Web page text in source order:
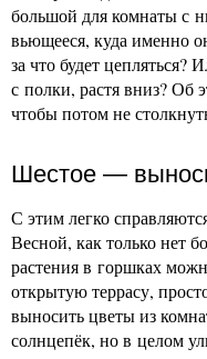
большой для комнаты с
вьющееся, куда именно
за что будет цепляться?
с полки, растя вниз? Об
чтобы потом не
Шестое —
С этим легко
Весной, как только нет
растения в горшках
открытую террасу,
выносить цветы из
солнцепёк, но в целом